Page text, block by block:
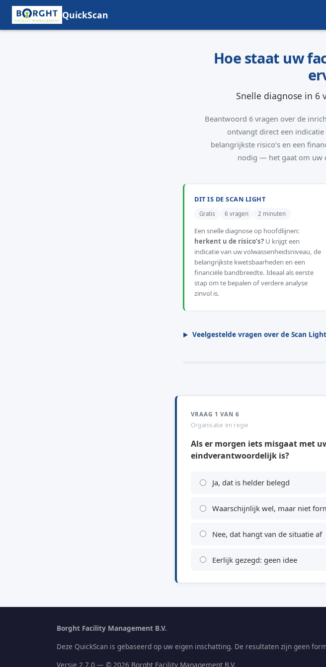
QuickScan
Hoe staat uw
Snelle diagnose in 6
Beantwoord 6 vragen over de
ontvangt direct een
belangrijkste risico’s en een
nodig — het gaat om uw
DIT IS DE SCAN LIGHT
Gratis 6 vragen 2 minuten
Een snelle diagnose op hoofdlijnen:
herkent u de risico’s? U krijgt een
indicatie van uw volwassenheidsniveau, de
belangrijkste kwetsbaarheden en een
financiële bandbreedte. Ideaal als eerste
stap om te bepalen of verdere analyse
zinvol is.
Veelgestelde vragen over de Scan Light
VRAAG 1 VAN 6
Organisatie en regie
Als er morgen iets misgaat met
eindverantwoordelijk is?
Ja, dat is helder belegd
Waarschijnlijk wel, maar niet
Nee, dat hangt van de situatie af
Eerlijk gezegd: geen idee
Borght Facility Management B.V.
Deze QuickScan is gebaseerd op uw eigen inschatting. De resultaten zijn geen
Versie 2.7.0 — © 2026 Borght Facility Management B.V.